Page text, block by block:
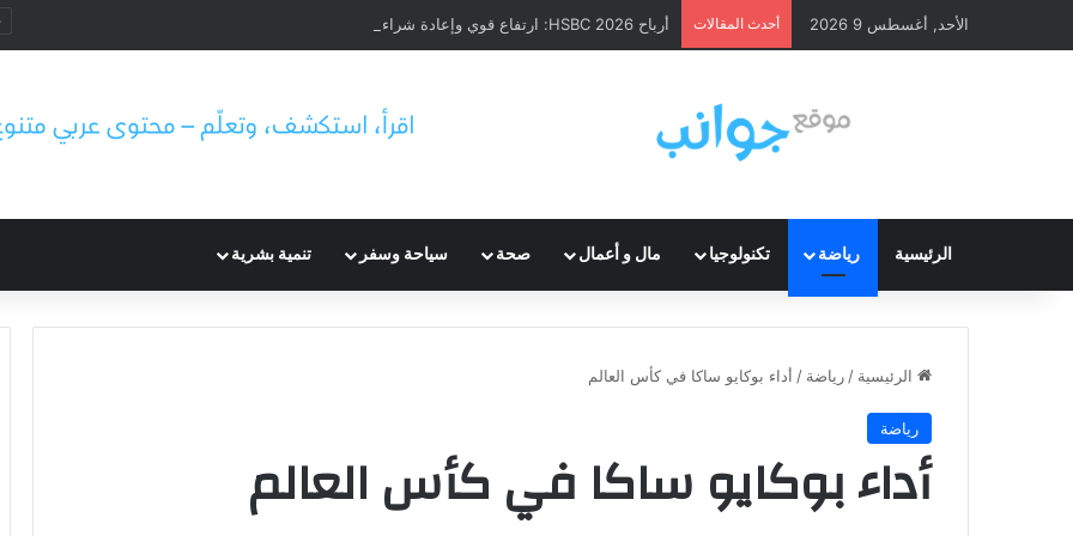
الأحد, أغسطس 9 2026 أحدث المقالات أرباح HSBC 2026: ارتفاع قوي وإعادة شراء أسهم
الرئيسية رياضة تكنولوجيا مال و أعمال صحة سياحة وسفر تنمية بشرية
الرئيسية /رياضة / أداء بوكايو ساكا في كأس العالم
رياضة
أداء بوكايو ساكا في كأس العالم